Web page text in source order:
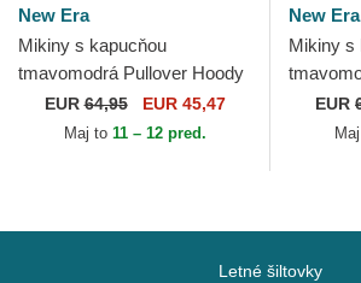
New Era
Mikiny s kapucňou
tmavomodrá Pullover Hoody
New Orleans Pelicans NBA
New Era
EUR64,95 EUR 45,47
Maj to 11 – 12 pred.
New Era
Mikiny s
Denver
EUR
Letné šiltovky